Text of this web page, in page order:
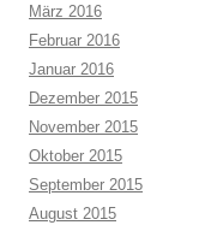
März 2016
Februar 2016
Januar 2016
Dezember 2015
November 2015
Oktober 2015
September 2015
August 2015